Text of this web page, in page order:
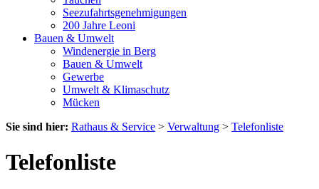
Seezufahrtsgenehmigungen
200 Jahre Leoni
Bauen & Umwelt
Windenergie in Berg
Bauen & Umwelt
Gewerbe
Umwelt & Klimaschutz
Mücken
Sie sind hier: Rathaus & Service > Verwaltung > Telefonliste
Telefonliste